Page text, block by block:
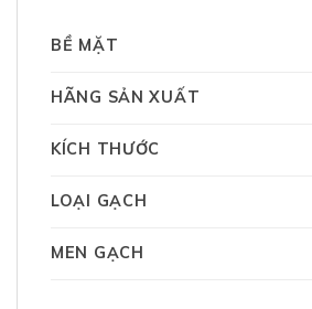
BỀ MẶT
HÃNG SẢN XUẤT
KÍCH THƯỚC
LOẠI GẠCH
MEN GẠCH